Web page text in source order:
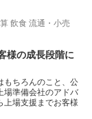
飲食 流通・小売
様の成長段階に
もちろんのこと、公
場準備会社のアドバ
上場支援までお客様